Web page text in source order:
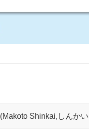
(Makoto Shinkai,しんか